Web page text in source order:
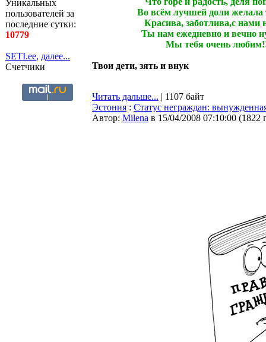
Уникальных
пользователей за
последние сутки:
10779
SETI.ee, далее...
Счетчики
Во всём лучшей доли
Красива, заботлива,с нами
Ты нам ежедневно и вечно
Мы тебя очень
Твои дети, зять и внук
Читать дальше... | 1107 байт
Эстония : Статус неграждан:
Автор: Milena в 15/04/2008 07:10:00 (1822